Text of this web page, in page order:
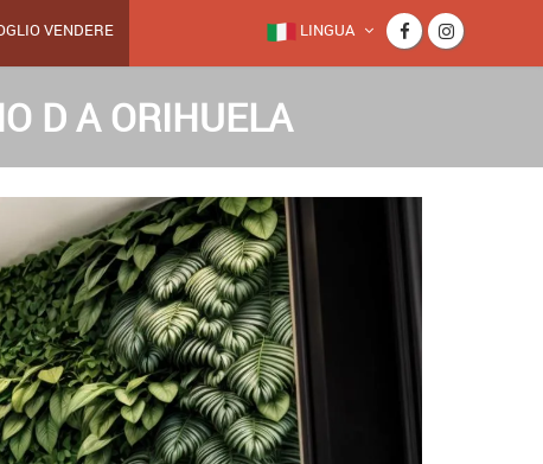
VENDERE LINGUA
D A ORIHUELA